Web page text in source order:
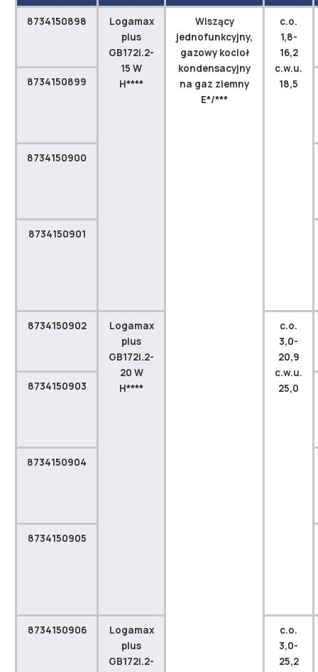
8734150898
Logamax
plus
GB172i.2-
15 W
H****
Wiszący
jednofunkcyjny,
gazowy kocioł
kondensacyjny
na gaz ziemny
E*/***
c.o.
1,8-
16,2
c.w.u.
18,5
8734150899
8734150900
8734150901
8734150902
Logamax
plus
GB172i.2-
20 W
H****
c.o.
3,0-
20,9
c.w.u.
25,0
8734150903
8734150904
8734150905
8734150906
Logamax
plus
GB172i.2-
c.o.
3,0-
25,2